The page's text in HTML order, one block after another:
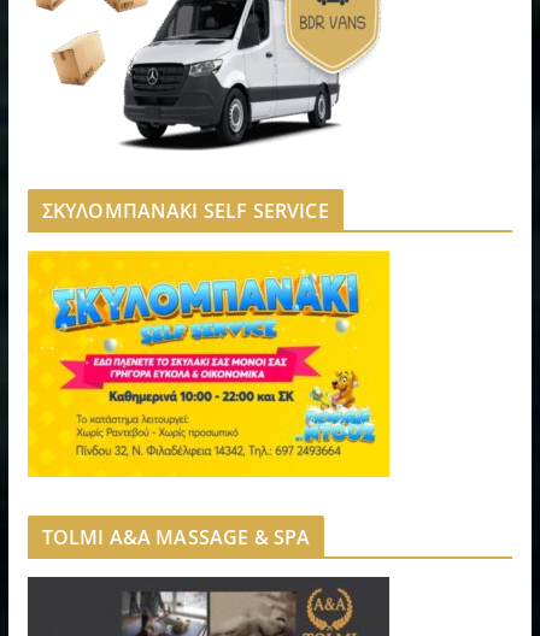
ΣΚΥΛΟΜΠΑΝΑΚΙ SELF SERVICE
TOLMI A&A MASSAGE & SPA